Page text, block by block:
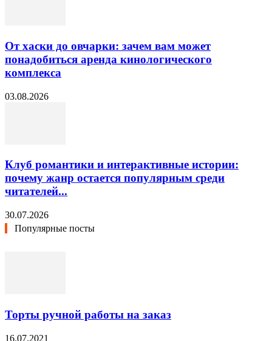
От хаски до овчарки: зачем вам может
понадобиться аренда кинологического
комплекса
03.08.2026
Клуб романтики и интерактивные истории:
почему жанр остается популярным среди
читателей...
30.07.2026
Популярные посты
Торты ручной работы на заказ
16.07.2021